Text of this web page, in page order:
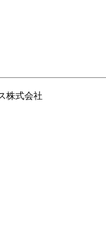
株式会社